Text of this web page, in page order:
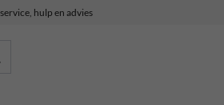
hulp en advies